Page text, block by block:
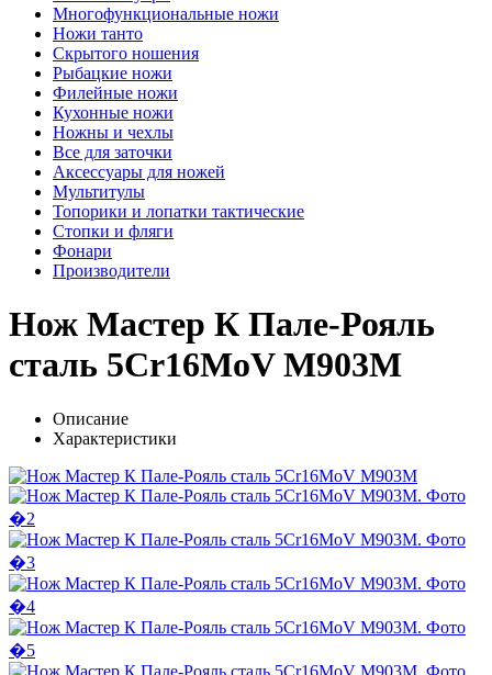
Многофункциональные ножи
Ножи танто
Скрытого ношения
Рыбацкие ножи
Филейные ножи
Кухонные ножи
Ножны и чехлы
Все для заточки
Аксессуары для ножей
Мультитулы
Топорики и лопатки тактические
Стопки и фляги
Фонари
Производители
Нож Мастер К Пале-Рояль
сталь 5Cr16MoV M903M
Описание
Характеристики